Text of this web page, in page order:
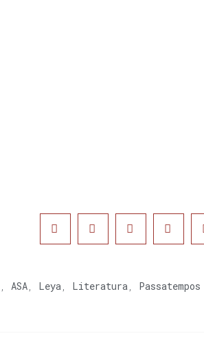
ASA Leya Literatura Passatempos